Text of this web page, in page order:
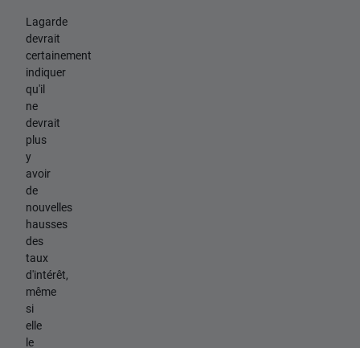
Lagarde
devrait
certainement
indiquer
qu'il
ne
devrait
plus
y
avoir
de
nouvelles
hausses
des
taux
d'intérêt,
même
si
elle
le